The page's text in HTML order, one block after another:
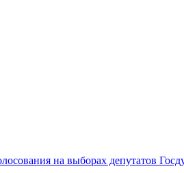
на выборах депутатов